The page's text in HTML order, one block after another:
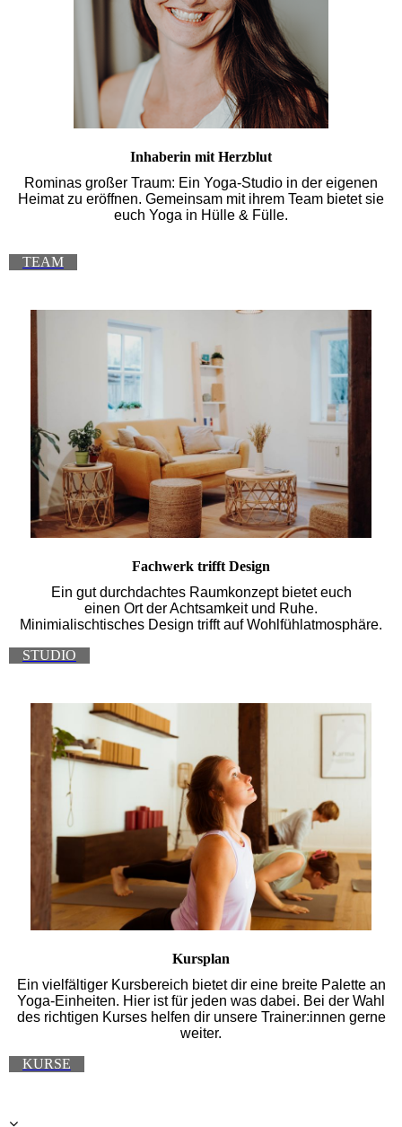
Inhaberin mit Herzblut
Rominas großer Traum: Ein Yoga-Studio in der eigenen
Heimat zu eröffnen. Gemeinsam mit ihrem Team bietet sie
euch Yoga in Hülle & Fülle.
TEAM
Fachwerk trifft Design
Ein gut durchdachtes Raumkonzept bietet euch
einen Ort der Achtsamkeit und Ruhe.
Minimialischtisches Design trifft auf Wohlfühlatmosphäre.
STUDIO
Kursplan
Ein vielfältiger Kursbereich bietet dir eine breite Palette an
Yoga-Einheiten. Hier ist für jeden was dabei. Bei der Wahl
des richtigen Kurses helfen dir unsere Trainer:innen gerne
weiter.
KURSE